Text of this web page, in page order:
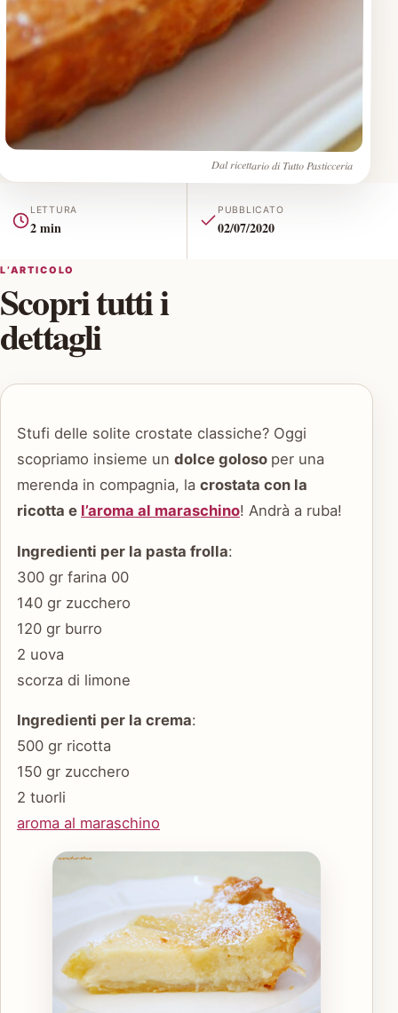
Dal ricettario di Tutto Pasticceria
LETTURA
2 min
PUBBLICATO
02/07/2020
L’ARTICOLO
Scopri tutti i
dettagli
Stufi delle solite crostate classiche? Oggi
scopriamo insieme un dolce goloso per una
merenda in compagnia, la crostata con la
ricotta e l’aroma al maraschino! Andrà a ruba!
Ingredienti per la pasta frolla:
300 gr farina 00
140 gr zucchero
120 gr burro
2 uova
scorza di limone
Ingredienti per la crema:
500 gr ricotta
150 gr zucchero
2 tuorli
aroma al maraschino